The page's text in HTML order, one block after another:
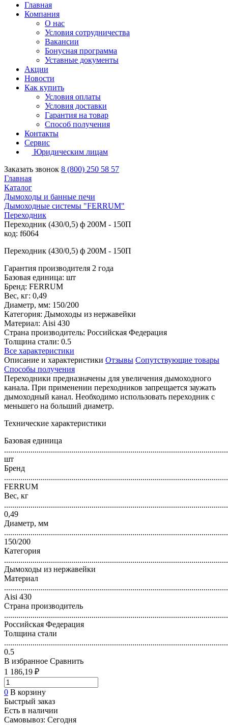
Главная
Компания
О нас
Условия сотрудничества
Вакансии
Бонусная программа
Уставные документы
Акции
Новости
Как купить
Условия оплаты
Условия доставки
Гарантия на товар
Способ получения
Контакты
Сервис
Юридическим лицам
Заказать звонок 8 (800) 250 58 57
Главная
Каталог
Дымоходы и банные печи
Дымоходные системы "FERRUM"
Переходник
Переходник (430/0,5) ф 200М - 150П
код: f6064
Переходник (430/0,5) ф 200М - 150П
Гарантия производителя 2 года
Базовая единица: шт
Бренд: FERRUM
Вес, кг: 0,49
Диаметр, мм: 150/200
Категория: Дымоходы из нержавейки
Материал: Aisi 430
Страна производитель: Российская Федерация
Толщина стали: 0.5
Все характеристики
Описание и характеристики Отзывы Сопутствующие товары
Способы получения
Переходники предназначены для увеличения дымоходного
канала. При применении переходников запрещается заужать
дымоходный канал. Необходимо использовать переходник с
меньшего на больший диаметр.
Технические характеристики
Базовая единица
шт
Бренд
FERRUM
Вес, кг
0,49
Диаметр, мм
150/200
Категория
Дымоходы из нержавейки
Материал
Aisi 430
Страна производитель
Российская Федерация
Толщина стали
0.5
В избранное Сравнить
1 186,19 ₽
0 В корзину
Быстрый заказ
Есть в наличии
Самовывоз: Сегодня